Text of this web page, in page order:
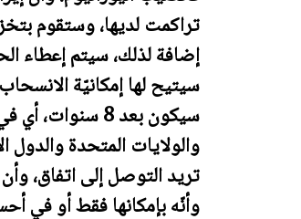
تراكمت لديها، وستقوم
إضافة لذلك، سيتم إعطاء
سيتيح لها إمكانيّة
والولايات المتحدة والدول
تريد التوصل إلى اتفاق،
وأنّه بإمكانها فقط أو في